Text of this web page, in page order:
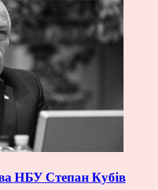
НБУ Степан Кубів